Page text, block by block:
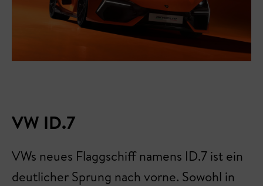
VW ID.7
VWs neues Flaggschiff namens ID.7 ist ein
deutlicher Sprung nach vorne. Sowohl in